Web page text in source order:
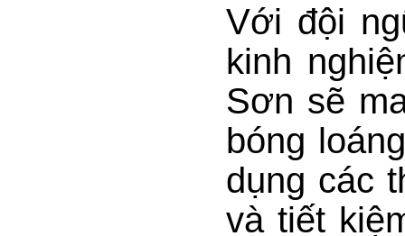
Với đội
kinh
Sơn sẽ
bóng
dụng các
và tiết